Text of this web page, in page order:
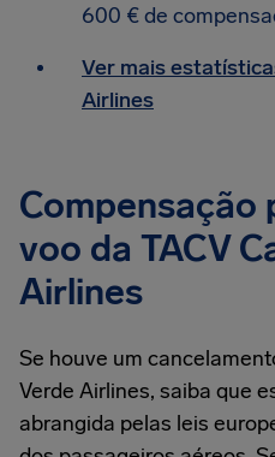
600 € de
Ver mais
Airlines
Compensação
voo da TACV
Airlines
Se houve um
Verde Airlines, saiba que
abrangida pelas leis